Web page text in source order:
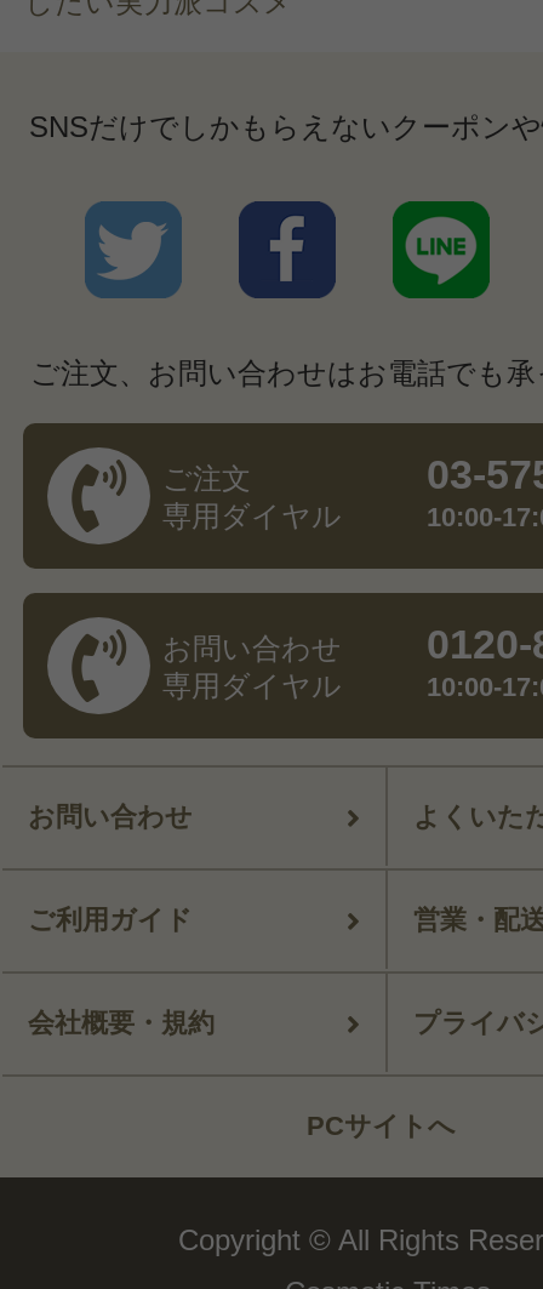
SNSだけでしかもらえないクーポン
ご注文、お問い合わせはお電話でも
ご注文
専用ダイヤル
03-
10:00-
お問い合わせ
専用ダイヤル
10:00-
お問い合わせ よくいた
ご利用ガイド 営業・配
会社概要・規約 プライバ
PCサイトへ
Copyright © All Rights